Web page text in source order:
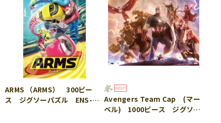
ARMS （ARMS） 300ピー
ス ジグソーパズル ENS-
Avengers Team Cap (マー
ベル) 1000ピース ジグソー